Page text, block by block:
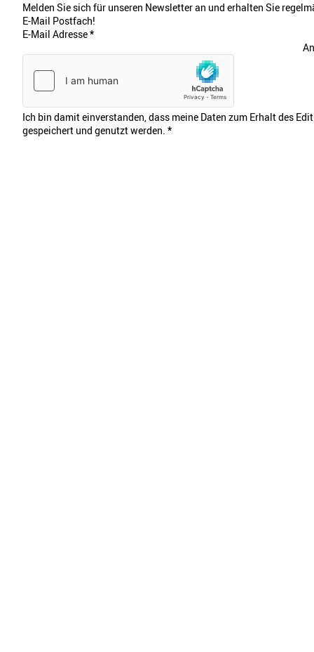
Melden Sie sich für unseren Newsletter an und erhalten Sie
E-Mail Postfach!
E-Mail Adresse*
Ich bin damit einverstanden, dass meine Daten zum Erhalt des
gespeichert und genutzt werden. *